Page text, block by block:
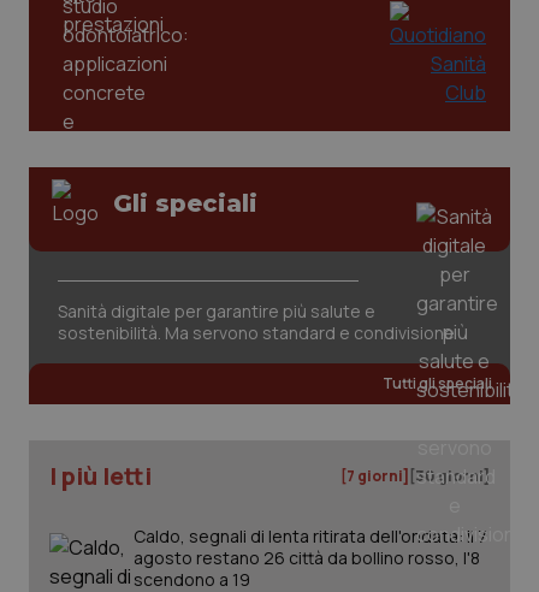
Gli speciali
Sanità digitale per garantire più salute e
sostenibilità. Ma servono standard e condivisione
Tutti gli speciali
I più letti [7 giorni] [30 giorni]
Caldo, segnali di lenta ritirata dell'ondata: il 7
agosto restano 26 città da bollino rosso, l'8
scendono a 19
tracking-enable
session-id
_ga
Google LLC
.quotidianosanita.it